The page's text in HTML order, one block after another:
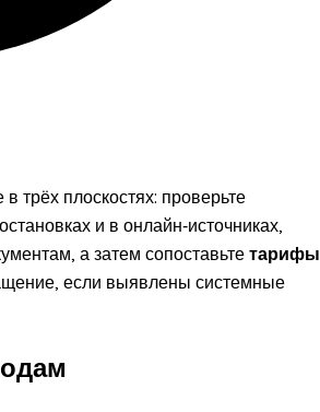
трёх плоскостях: проверьте
и в онлайн‑источниках,
а затем сопоставьте тарифы
если выявлены системные